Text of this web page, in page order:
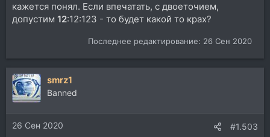
кажется понял. Если впечатать, с двоеточием,
допустим 12:12:123 - то будет какой то крах?
Последнее редактирование: 26 Сен 2020
smrz1
Banned
26 Сен 2020 #1.503